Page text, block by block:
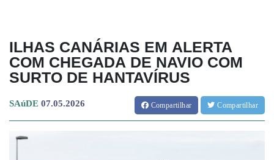
ILHAS CANÁRIAS EM ALERTA
COM CHEGADA DE NAVIO COM
SURTO DE HANTAVÍRUS
SAúDE 07.05.2026 Compartilhar Compartilhar